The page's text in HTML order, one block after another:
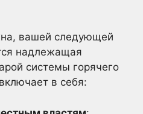
вашей следующей
надлежащая
системы горячего
в себя: